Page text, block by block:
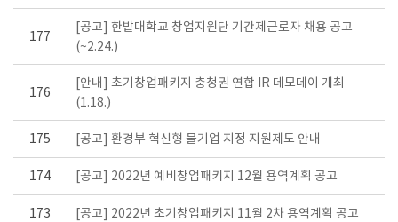
177
[공고] 한밭대학교 창업지원단 기간제근로자 채용 공고
(~2.24.)
176
[안내] 초기창업패키지 충청권 연합 IR 데모데이 개최
(1.18.)
175 [공고] 환경부 혁신형 물기업 지정 지원제도 안내
174 [공고] 2022년 예비창업패키지 12월 용역계획 공고
173 [공고] 2022년 초기창업패키지 11월 2차 용역계획 공고